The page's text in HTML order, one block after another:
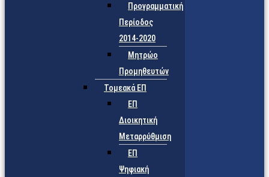
Προγραμματική
Περίοδος
2014-2020
Μητρώο
Προμηθευτών
Τομεακά ΕΠ
ΕΠ
Διοικητική
Μεταρρύθμιση
ΕΠ
Ψηφιακή